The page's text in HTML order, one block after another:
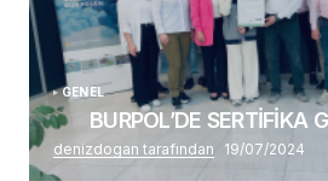
GENEL
BURPOL’DE SERTİFİKA
denizdogan tarafından 19/07/2024